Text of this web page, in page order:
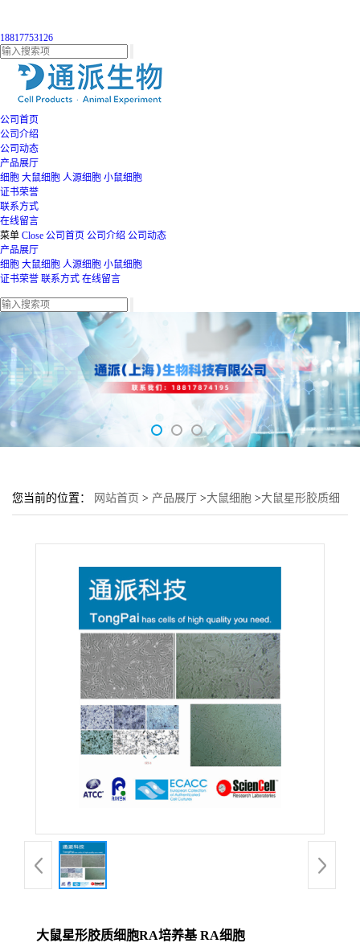
18817753126
公司首页
公司介绍
公司动态
产品展厅
细胞 大鼠细胞 人源细胞 小鼠细胞
证书荣誉
联系方式
在线留言
菜单 Close 公司首页 公司介绍 公司动态
产品展厅
细胞 大鼠细胞 人源细胞 小鼠细胞
证书荣誉 联系方式 在线留言
您当前的位置： 网站首页 > 产品展厅 >大鼠细胞 >大鼠星形胶质细
大鼠星形胶质细胞RA培养基 RA细胞